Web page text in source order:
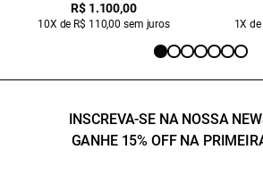
R$ 1.100,00
10X de R$ 110,00 sem juros 1X
INSCREVA-SE NA NOSSA
GANHE 15% OFF NA